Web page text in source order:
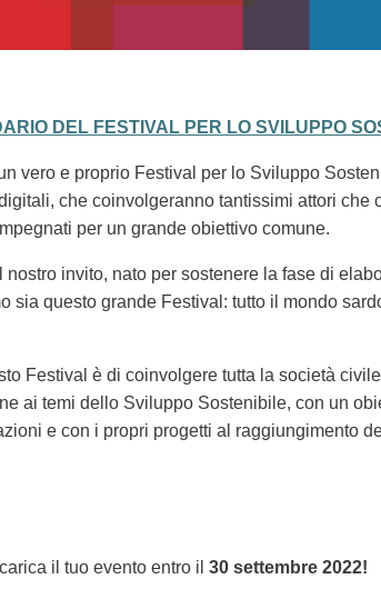
DEL FESTIVAL PER LO SVILUPPO
vero e proprio Festival per lo Sviluppo
che coinvolgeranno tantissimi attori
per un grande obiettivo comune.
nostro invito, nato per sostenere la fase di
sia questo grande Festival: tutto il mondo
Festival è di coinvolgere tutta la società
ai temi dello Sviluppo Sostenibile, con un
e con i propri progetti al raggiungimento
il tuo evento entro il 30 settembre 2022!